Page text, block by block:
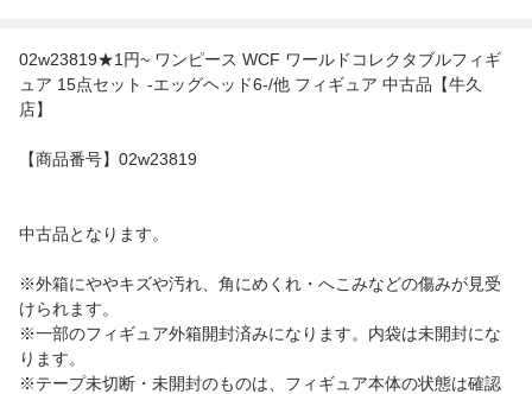
02w23819★1円~ ワンピース WCF ワールドコレクタブルフィギ
ュア 15点セット -エッグヘッド6-/他 フィギュア 中古品【牛久
店】
【商品番号】02w23819
中古品となります。
※外箱にややキズや汚れ、角にめくれ・へこみなどの傷みが見受
けられます。
※一部のフィギュア外箱開封済みになります。内袋は未開封にな
ります。
※テープ未切断・未開封のものは、フィギュア本体の状態は確認